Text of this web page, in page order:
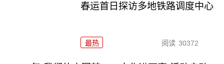
春运首日探访多地铁路调度中心
最热 阅读 30372